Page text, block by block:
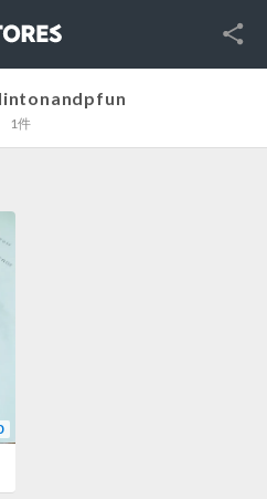
SNS
1件